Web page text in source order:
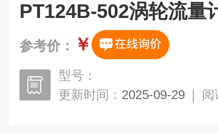
PT124B-502涡轮流量
参考价： ￥
型号：
更新时间： 2025-09-29 | 阅